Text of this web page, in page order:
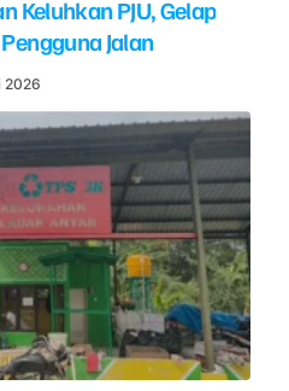
Keluhkan PJU, Gelap
Jalan
2026